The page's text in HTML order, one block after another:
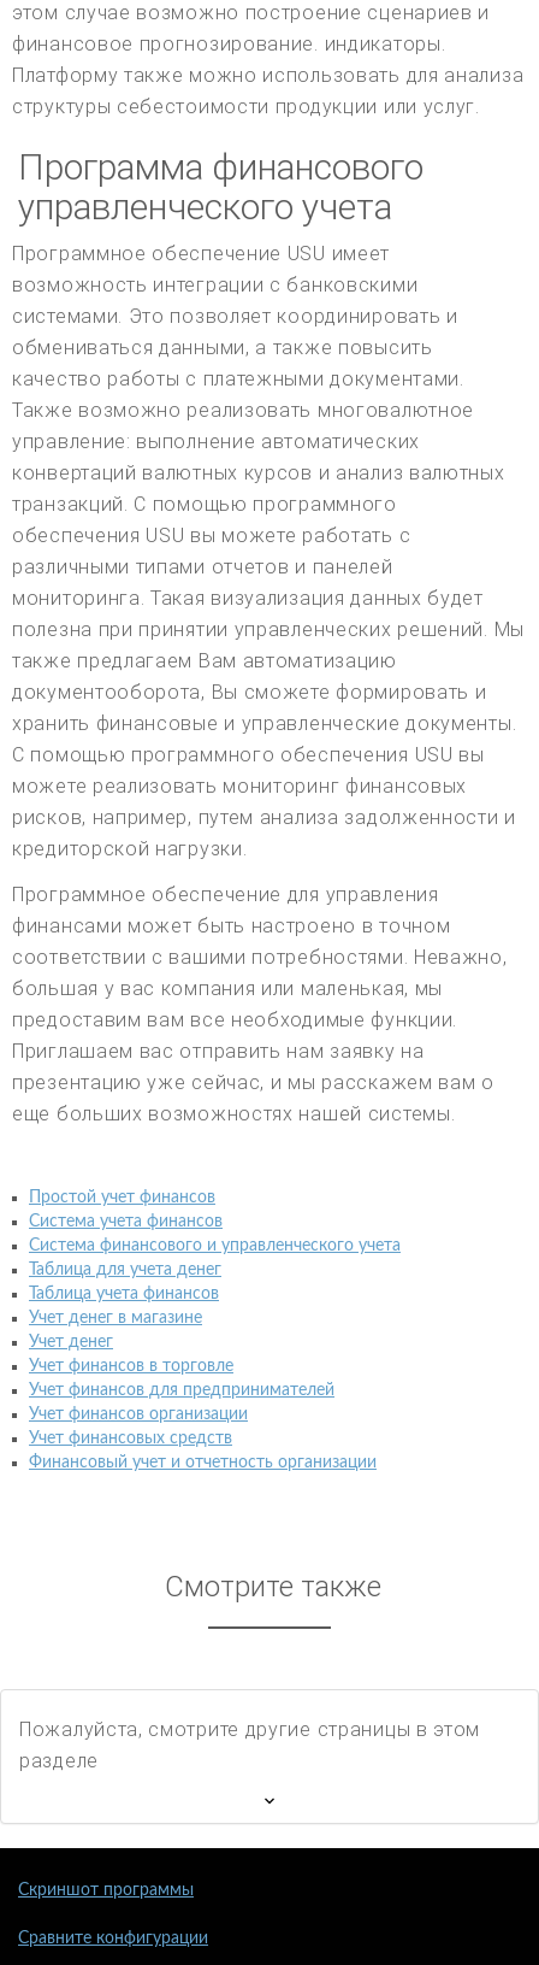
этом случае возможно построение сценариев и
финансовое прогнозирование. индикаторы.
Платформу также можно использовать для анализа
структуры себестоимости продукции или услуг.
Программа финансового
управленческого учета
Программное обеспечение USU имеет
возможность интеграции с банковскими
системами. Это позволяет координировать и
обмениваться данными, а также повысить
качество работы с платежными документами.
Также возможно реализовать многовалютное
управление: выполнение автоматических
конвертаций валютных курсов и анализ валютных
транзакций. С помощью программного
обеспечения USU вы можете работать с
различными типами отчетов и панелей
мониторинга. Такая визуализация данных будет
полезна при принятии управленческих решений. Мы
также предлагаем Вам автоматизацию
документооборота, Вы сможете формировать и
хранить финансовые и управленческие документы.
С помощью программного обеспечения USU вы
можете реализовать мониторинг финансовых
рисков, например, путем анализа задолженности и
кредиторской нагрузки.
Программное обеспечение для управления
финансами может быть настроено в точном
соответствии с вашими потребностями. Неважно,
большая у вас компания или маленькая, мы
предоставим вам все необходимые функции.
Приглашаем вас отправить нам заявку на
презентацию уже сейчас, и мы расскажем вам о
еще больших возможностях нашей системы.
Простой учет финансов
Система учета финансов
Система финансового и управленческого учета
Таблица для учета денег
Таблица учета финансов
Учет денег в магазине
Учет денег
Учет финансов в торговле
Учет финансов для предпринимателей
Учет финансов организации
Учет финансовых средств
Финансовый учет и отчетность организации
Смотрите также
Пожалуйста, смотрите другие страницы в этом
разделе
Скриншот программы
Сравните конфигурации